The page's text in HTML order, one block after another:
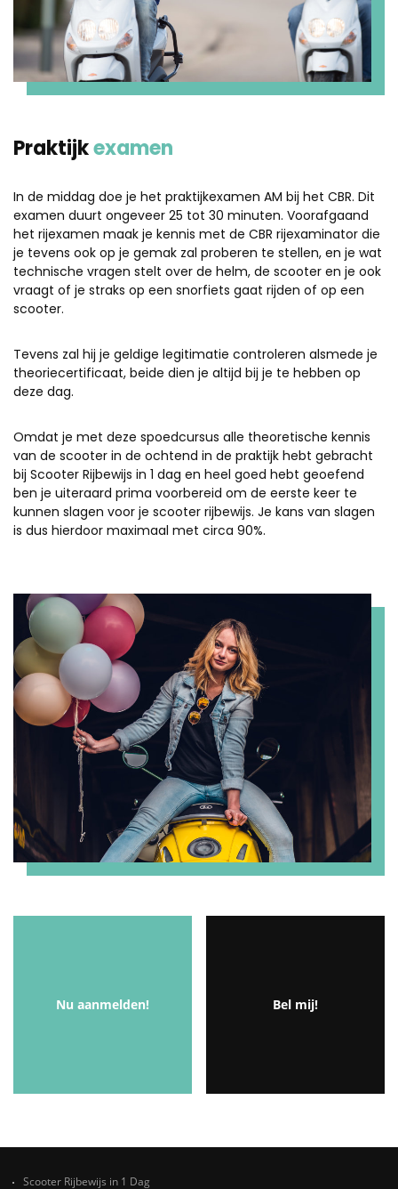
Praktijkexamen
In de middag doe je het praktijkexamen AM bij het CBR. Dit
examen duurt ongeveer 25 tot 30 minuten. Voorafgaand
het rijexamen maak je kennis met de CBR rijexaminator die
je tevens ook op je gemak zal proberen te stellen, en je wat
technische vragen stelt over de helm, de scooter en je ook
vraagt of je straks op een snorfiets gaat rijden of op een
scooter.
Tevens zal hij je geldige legitimatie controleren alsmede je
theoriecertificaat, beide dien je altijd bij je te hebben op
deze dag.
Omdat je met deze spoedcursus alle theoretische kennis
van de scooter in de ochtend in de praktijk hebt gebracht
bij Scooter Rijbewijs in 1 dag en heel goed hebt geoefend
ben je uiteraard prima voorbereid om de eerste keer te
kunnen slagen voor je scooter rijbewijs. Je kans van slagen
is dus hierdoor maximaal met circa 90%.
Nu aanmelden! Bel mij!
Scooter Rijbewijs in 1 Dag